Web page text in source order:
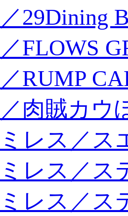
29Dining
FLOWS
RUMP
肉賊カウ
レス／ス
レス／ス
レス／ス